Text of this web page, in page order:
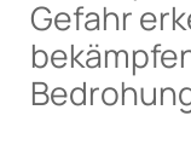
Gefahr